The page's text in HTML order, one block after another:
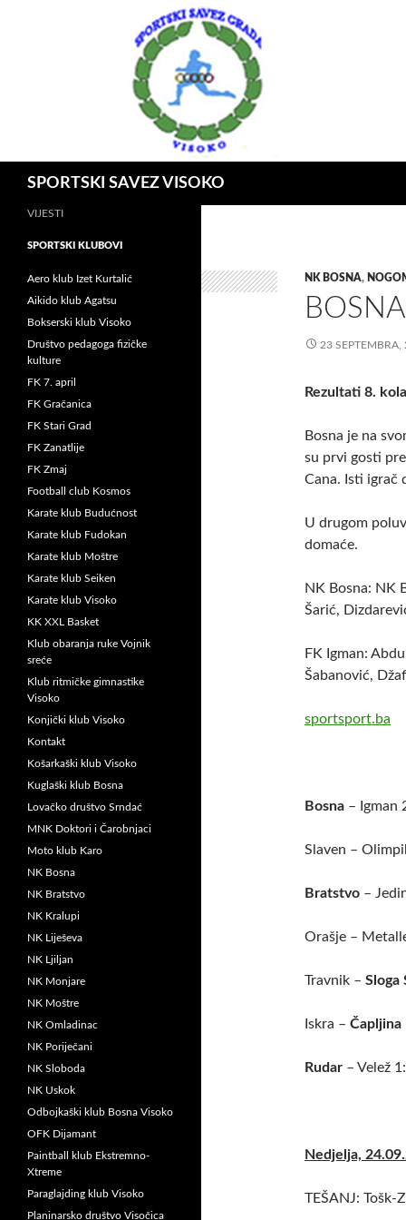
SPORTSKI SAVEZ VISOKO
NK BOSNA,
23 SEPTEMBRA,
Rezultati 8.
Bosna je na
su prvi gosti
Cana. Isti igrač
U drugom
domaće.
NK Bosna: NK
Šarić,
FK Igman:
Šabanović,
sportsport.ba
Bosna – Igman
Slaven –
Bratstvo –
Orašje –
Travnik – Sloga
Iskra – Čapljina
Rudar – Velež
Nedjelja,
TEŠANJ: Tošk-
VIJESTI
SPORTSKI KLUBOVI
Aero klub Izet Kurtalić
Aikido klub Agatsu
Bokserski klub Visoko
Društvo pedagoga fizičke
kulture
FK 7. april
FK Gračanica
FK Stari Grad
FK Zanatlije
FK Zmaj
Football club Kosmos
Karate klub Budućnost
Karate klub Fudokan
Karate klub Moštre
Karate klub Seiken
Karate klub Visoko
KK XXL Basket
Klub obaranja ruke Vojnik
sreće
Klub ritmičke gimnastike
Visoko
Konjički klub Visoko
Kontakt
Košarkaški klub Visoko
Kuglaški klub Bosna
Lovačko društvo Srndać
MNK Doktori i Čarobnjaci
Moto klub Karo
NK Bosna
NK Bratstvo
NK Kralupi
NK Liješeva
NK Ljiljan
NK Monjare
NK Moštre
NK Omladinac
NK Poriječani
NK Sloboda
NK Uskok
Odbojkaški klub Bosna Visoko
OFK Dijamant
Paintball klub Ekstremno-
Xtreme
Paraglajding klub Visoko
Planinarsko društvo Visočica